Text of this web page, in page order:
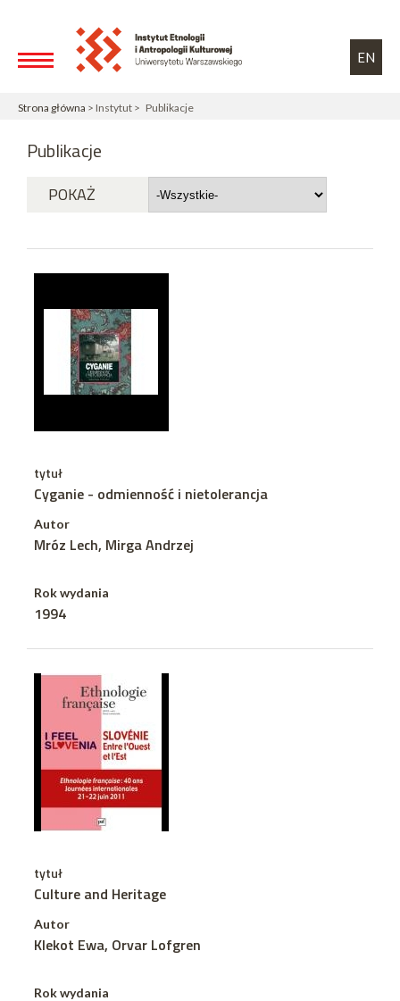
EN
Strona główna > Instytut > Publikacje
Publikacje
POKAŻ
tytuł
Cyganie - odmienność i nietolerancja
Autor
Mróz Lech, Mirga Andrzej
Rok wydania
1994
tytuł
Culture and Heritage
Autor
Klekot Ewa, Orvar Lofgren
Rok wydania